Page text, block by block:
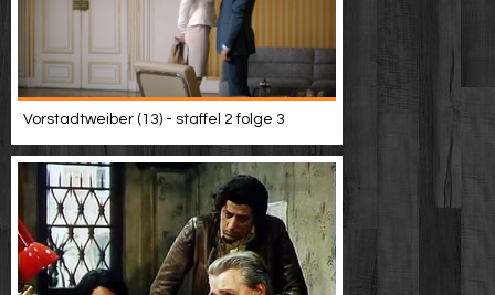
Vorstadtweiber (13) - staffel 2 folge 3